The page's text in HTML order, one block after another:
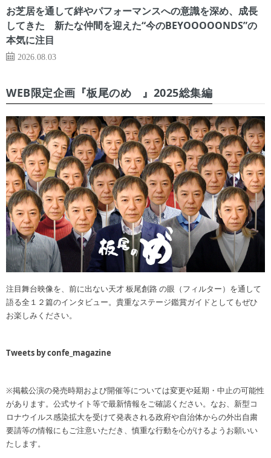
お芝居を通して絆やパフォーマンスへの意識を深め、成長
してきた 新たな仲間を迎えた“今のBEYOOOOONDS”の
本気に注目
2026.08.03
WEB限定企画『板尾のめ゙』2025総集編
注目舞台映像を、前に出ない天才 板尾創路 の眼（フィルター）を通して
語る全１２篇のインタビュー。貴重なステージ鑑賞ガイドとしてもぜひ
お楽しみください。
Tweets by confe_magazine
※掲載公演の発売時期および開催等については変更や延期・中止の可能性
があります。公式サイト等で最新情報をご確認ください。なお、新型コ
ロナウイルス感染拡大を受けて発表される政府や自治体からの外出自粛
要請等の情報にもご注意いただき、慎重な行動を心がけるようお願いい
たします。